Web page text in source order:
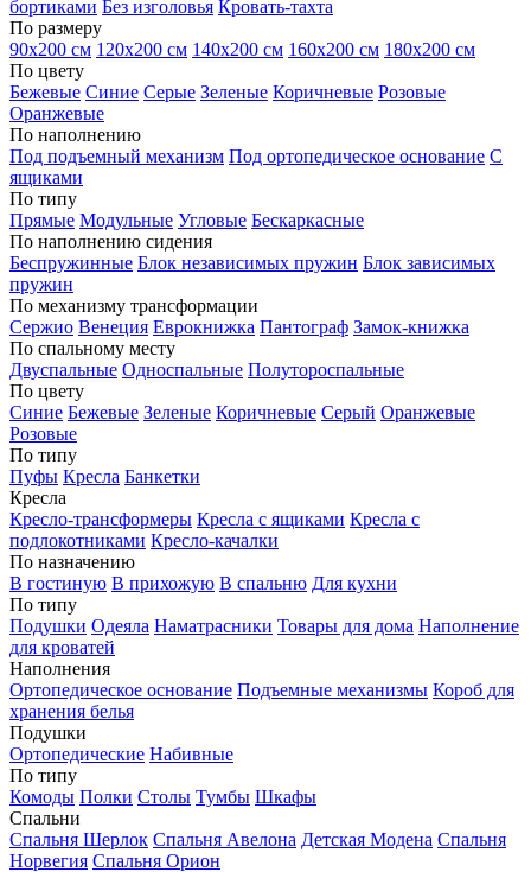
бортиками Без изголовья Кровать-тахта
По размеру
90х200 см 120х200 см 140х200 см 160х200 см 180х200 см
По цвету
Бежевые Синие Серые Зеленые Коричневые Розовые
Оранжевые
По наполнению
Под подъемный механизм Под ортопедическое основание С
ящиками
По типу
Прямые Модульные Угловые Бескаркасные
По наполнению сидения
Беспружинные Блок независимых пружин Блок зависимых
пружин
По механизму трансформации
Сержио Венеция Еврокнижка Пантограф Замок-книжка
По спальному месту
Двуспальные Односпальные Полутороспальные
По цвету
Синие Бежевые Зеленые Коричневые Серый Оранжевые
Розовые
По типу
Пуфы Кресла Банкетки
Кресла
Кресло-трансформеры Кресла с ящиками Кресла с
подлокотниками Кресло-качалки
По назначению
В гостиную В прихожую В спальню Для кухни
По типу
Подушки Одеяла Наматрасники Товары для дома Наполнение
для кроватей
Наполнения
Ортопедическое основание Подъемные механизмы Короб для
хранения белья
Подушки
Ортопедические Набивные
По типу
Комоды Полки Столы Тумбы Шкафы
Спальни
Спальня Шерлок Спальня Авелона Детская Модена Спальня
Норвегия Спальня Орион